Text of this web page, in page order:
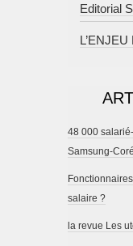
Editorial
48 000
Samsung-
salaire ?
la revue Les